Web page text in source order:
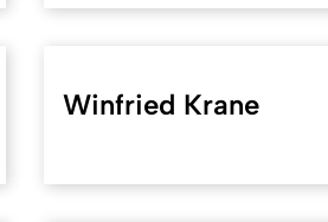
Winfried Krane